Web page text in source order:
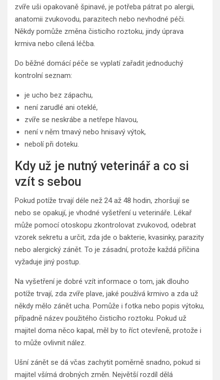
zvíře uši opakovaně špinavé, je potřeba pátrat po alergii,
anatomii zvukovodu, parazitech nebo nevhodné péči.
Někdy pomůže změna čisticího roztoku, jindy úprava
krmiva nebo cílená léčba.
Do běžné domácí péče se vyplatí zařadit jednoduchý
kontrolní seznam:
je ucho bez zápachu,
není zarudlé ani oteklé,
zvíře se neskrábe a netřepe hlavou,
není v něm tmavý nebo hnisavý výtok,
nebolí při doteku.
Kdy už je nutný veterinář a co si
vzít s sebou
Pokud potíže trvají déle než 24 až 48 hodin, zhoršují se
nebo se opakují, je vhodné vyšetření u veterináře. Lékař
může pomocí otoskopu zkontrolovat zvukovod, odebrat
vzorek sekretu a určit, zda jde o bakterie, kvasinky, parazity
nebo alergický zánět. To je zásadní, protože každá příčina
vyžaduje jiný postup.
Na vyšetření je dobré vzít informace o tom, jak dlouho
potíže trvají, zda zvíře plave, jaké používá krmivo a zda už
někdy mělo zánět ucha. Pomůže i fotka nebo popis výtoku,
případně název použitého čisticího roztoku. Pokud už
majitel doma něco kapal, měl by to říct otevřeně, protože i
to může ovlivnit nález.
Ušní zánět se dá včas zachytit poměrně snadno, pokud si
majitel všímá drobných změn. Největší rozdíl dělá